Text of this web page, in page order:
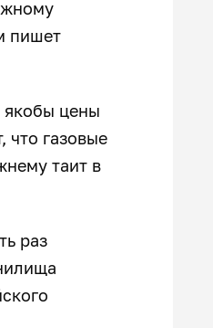
пишет
якобы цены
что газовые
таит в
раз